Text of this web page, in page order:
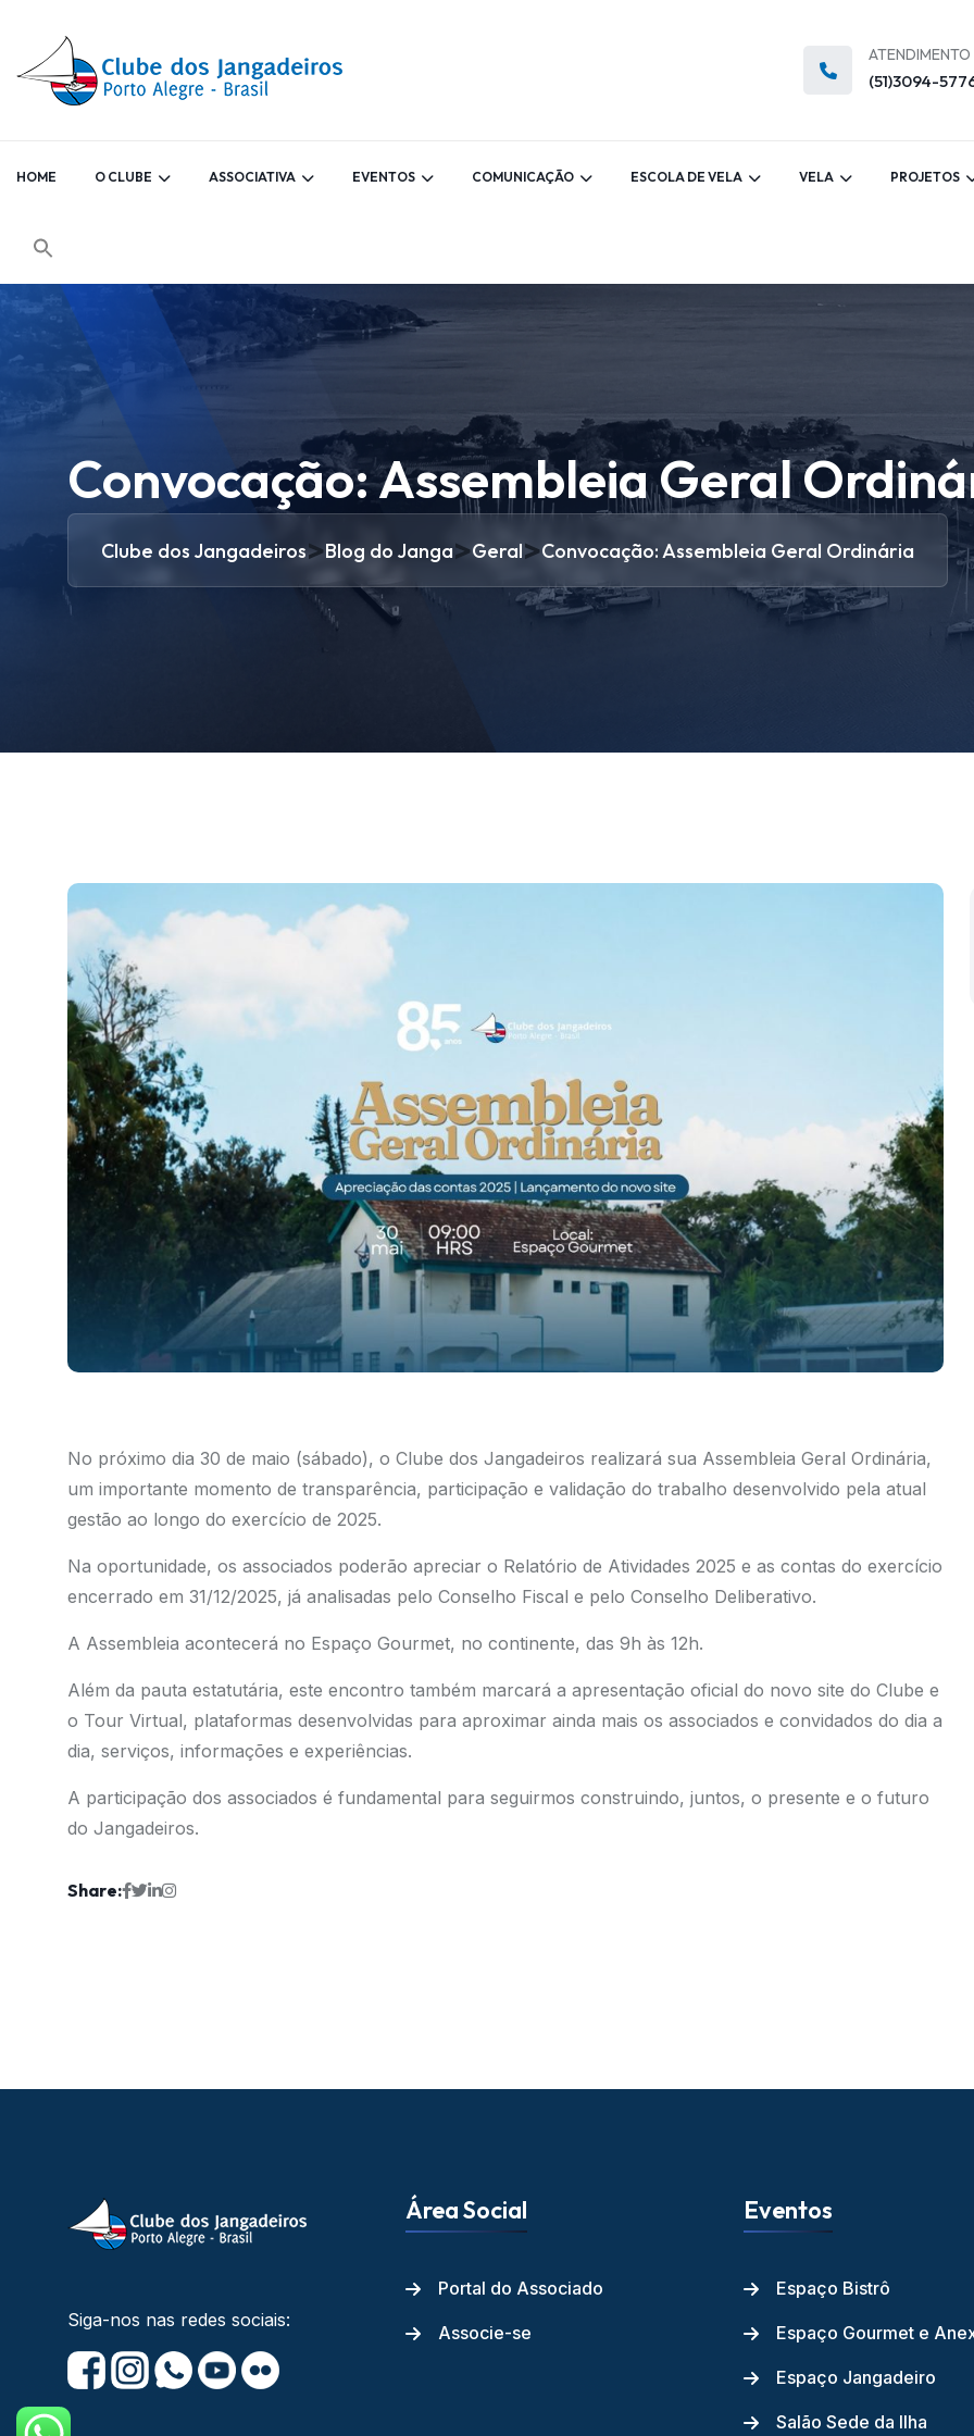
ATENDIMENTO
(51)3094-
HOME O CLUBE ASSOCIATIVA EVENTOS COMUNICAÇÃO ESCOLA DE VELA VELA PROJETOS
Convocação: Assembleia Geral
Clube dos Jangadeiros>Blog do Janga>Geral>Convocação: Assembleia Geral Ordinária
No próximo dia 30 de maio (sábado), o Clube dos Jangadeiros realizará sua Assembleia Geral Ordinária,
um importante momento de transparência, participação e validação do trabalho desenvolvido pela atual
gestão ao longo do exercício de 2025.
Na oportunidade, os associados poderão apreciar o Relatório de Atividades 2025 e as contas do exercício
encerrado em 31/12/2025, já analisadas pelo Conselho Fiscal e pelo Conselho Deliberativo.
A Assembleia acontecerá no Espaço Gourmet, no continente, das 9h às 12h.
Além da pauta estatutária, este encontro também marcará a apresentação oficial do novo site do Clube e
o Tour Virtual, plataformas desenvolvidas para aproximar ainda mais os associados e convidados do dia a
dia, serviços, informações e experiências.
A participação dos associados é fundamental para seguirmos construindo, juntos, o presente e o futuro
do Jangadeiros.
Share:
Siga-nos nas redes sociais:
Área Social
Portal do Associado
Associe-se
Eventos
Espaço Bistrô
Espaço Gourmet e
Espaço Jangadeiro
Salão Sede da Ilha